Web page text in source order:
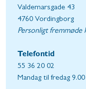
Valdemarsgade 43
4760 Vordingborg
Personligt fremmøde
Telefontid
55 36 20 02
Mandag til fredag